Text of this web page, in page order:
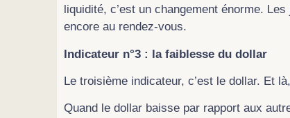
liquidité, c’est un changement énorme.
encore au rendez-vous.
Indicateur n°3 : la faiblesse du dollar
Le troisième indicateur, c’est le dollar. Et
Quand le dollar baisse par rapport aux